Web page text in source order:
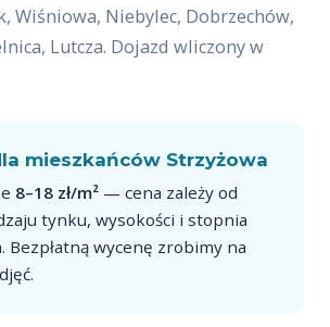
Wiśniowa, Niebylec, Dobrzechów,
Lutcza. Dojazd wliczony w
mieszkańców Strzyżowa
8–18 zł/m² — cena zależy od
tynku, wysokości i stopnia
Bezpłatną wycenę zrobimy na